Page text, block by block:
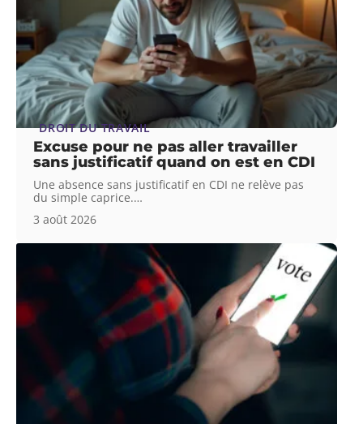
DROIT DU TRAVAIL
Excuse pour ne pas aller travailler
sans justificatif quand on est en CDI
Une absence sans justificatif en CDI ne relève pas
du simple caprice.…
3 août 2026